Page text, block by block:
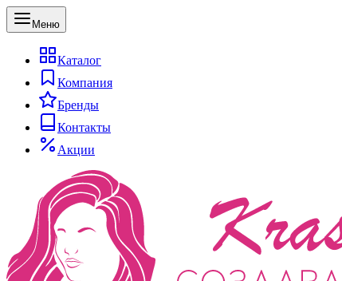
Меню
Каталог
Компания
Бренды
Контакты
Акции